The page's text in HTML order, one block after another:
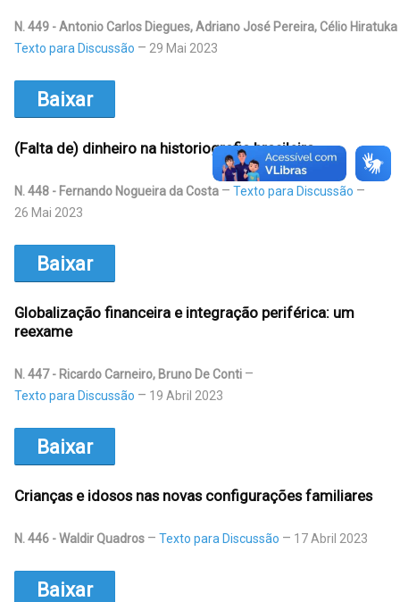
N. 449 - Antonio Carlos Diegues, Adriano José Pereira, Célio Hiratuka
Texto para Discussão
29 Mai 2023
Baixar
(Falta de) dinheiro na historiografia brasileira
N. 448 - Fernando Nogueira da Costa
Texto para Discussão
26 Mai 2023
Baixar
Globalização financeira e integração periférica: um
reexame
N. 447 - Ricardo Carneiro, Bruno De Conti
Texto para Discussão
19 Abril 2023
Baixar
Crianças e idosos nas novas configurações familiares
N. 446 - Waldir Quadros Texto para Discussão 17 Abril 2023
Baixar